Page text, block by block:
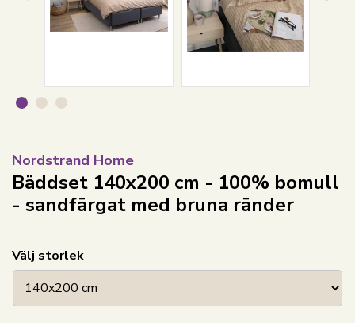
Nordstrand Home
Bäddset 140x200 cm - 100% bomull
- sandfärgat med bruna ränder
Välj storlek